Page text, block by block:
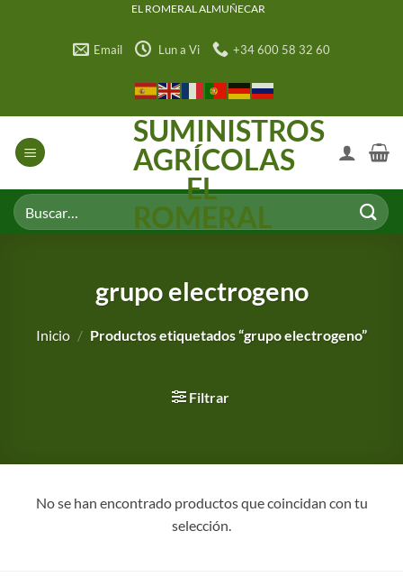
EL ROMERAL ALMUÑECAR
Email Lun a Vi +34 600 58 32 60
SUMINISTROS
AGRÍCOLAS
EL
ROMERAL
Buscar
por:
grupo electrogeno
Inicio / Productos etiquetados “grupo electrogeno”
Filtrar
No se han encontrado productos que coincidan con tu
selección.